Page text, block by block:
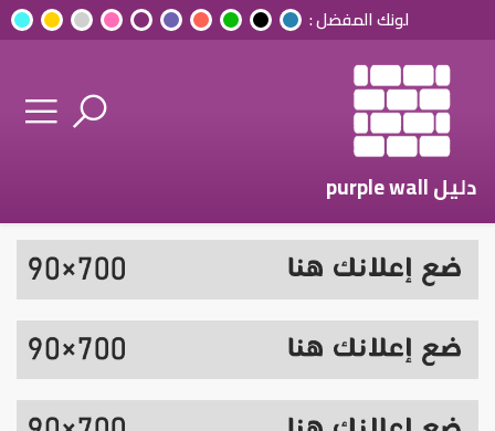
لونك المفضل :
دليل purple wall